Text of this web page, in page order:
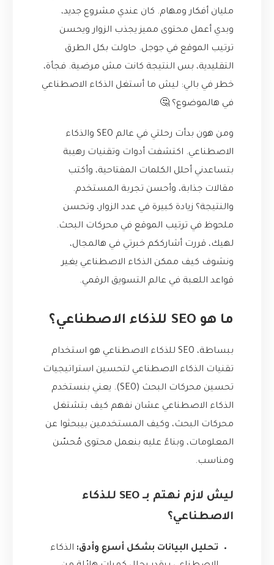
مليان أفكار ومهام. كان عندي مشروع جديد،
وبدي أعمل محتوى مميز يجذب الزوار ويحسن
ترتيب الموقع في جوجل. حاولت بكل الطرق
التقليدية، بس النتيجة كانت مش مرضية. فجأة،
خطر في بالي: ليش ما أستغل الذكاء الاصطناعي
في هالموضوع؟ 🤔
ومن هون بدأت رحلتي في عالم SEO والذكاء
الاصطناعي. اكتشفت أدوات وتقنيات رهيبة
بتساعدني أحلل الكلمات المفتاحية، وأكتب
مقالات جذابة، وأحسن تجربة المستخدم.
والنتيجة؟ زيادة كبيرة في عدد الزوار، وتحسن
ملحوظ في ترتيب الموقع في محركات البحث.
لهيك، قررت أشارككم خبرتي في هالمجال،
ونشوف كيف ممكن الذكاء الاصطناعي يغير
قواعد اللعبة في عالم التسويق الرقمي.
ما هو SEO للذكاء الاصطناعي؟
ببساطة، SEO للذكاء الاصطناعي هو استخدام
تقنيات الذكاء الاصطناعي لتحسين استراتيجيات
تحسين محركات البحث (SEO). يعني بنستخدم
الذكاء الاصطناعي عشان نفهم كيف بتشتغل
محركات البحث، وكيف المستخدمين بيبحثوا عن
المعلومات، وبناءً عليه بنعمل محتوى مُحسّن
ومناسب.
ليش لازم نهتم بـ SEO للذكاء
الاصطناعي؟
تحليل البيانات بشكل أسرع وأدق: الذكاء